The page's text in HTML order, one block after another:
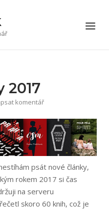
Menu
2017
komentář
psát nové články,
rokem 2017 si čas
na serveru
skoro 60 knih, což je